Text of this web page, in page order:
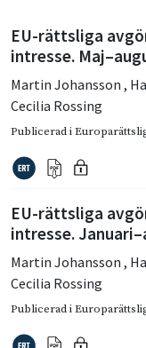
EU-rättsliga
intresse.
Martin Johansson ,
Cecilia Rossing
Publicerad i
EU-rättsliga
intresse.
Martin Johansson ,
Cecilia Rossing
Publicerad i